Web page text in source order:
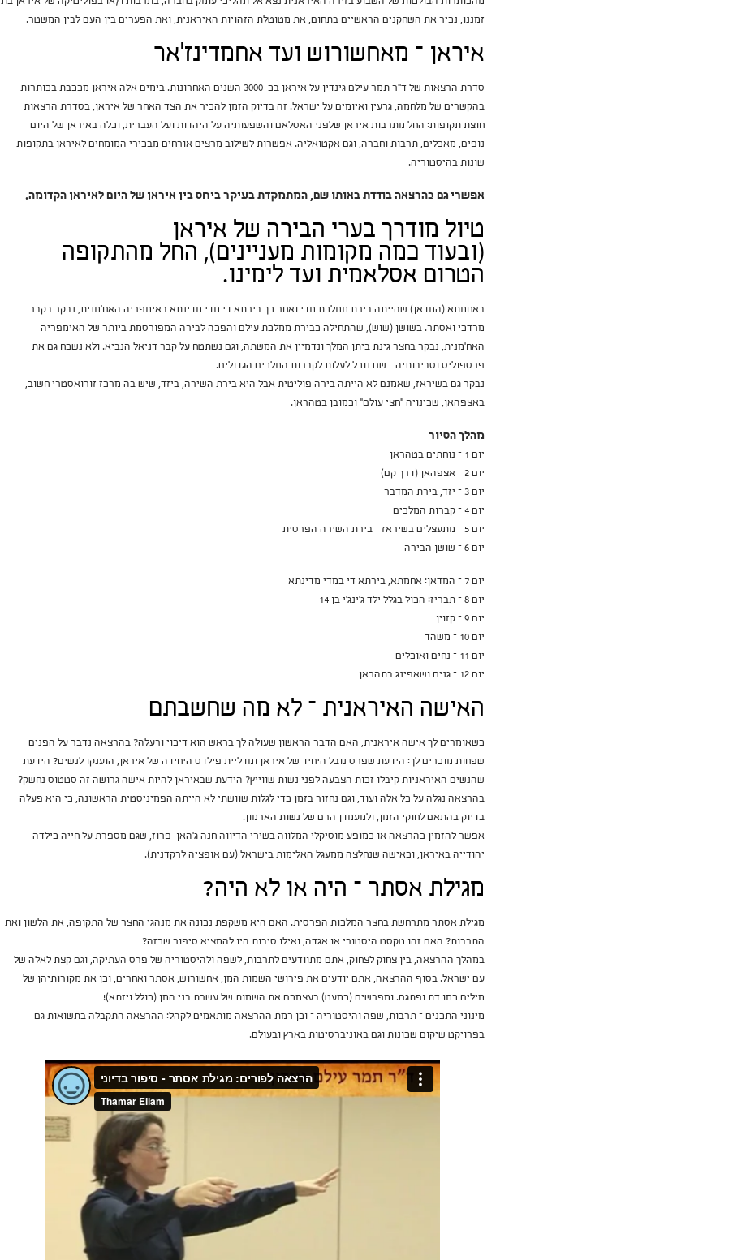
זמננו, נכיר את השחקנים הראשיים בתחום, את מטוטלת הזהויות האיראנית, ואת הפערים בין העם לבין המשטר.
איראן – מאחשורוש ועד אחמדינז'אר
סדרת הרצאות של ד"ר תמר עילם גינדין על איראן בכ-3000 השנים האחרונות. בימים אלה איראן מככבת בכותרות
בהקשרים של מלחמה, גרעין ואיומים על ישראל. זה בדיוק הזמן להכיר את הצד האחר של איראן, בסדרת הרצאות
חוצת תקופות: החל מתרבות איראן שלפני האסלאם והשפעותיה על היהדות ועל העברית, וכלה באיראן של היום –
נופים, מאכלים, תרבות וחברה, וגם אקטואליה. אפשרות לשילוב מרצים אורחים מבכירי המומחים לאיראן בתקופות
שונות בהיסטוריה.
אפשרי גם כהרצאה בודדת באותו שם, המתמקדת בעיקר ביחס בין איראן של היום לאיראן הקדומה.
טיול מודרך בערי הבירה של איראן
(ובעוד כמה מקומות מעניינים), החל מהתקופה
הטרום אסלאמית ועד לימינו.
באחמתא (המדאן) שהייתה בירת ממלכת מדי ואחר כך בירתא די מדי מדינתא באימפריה האח'מנית, נבקר בקבר
מרדכי ואסתר. בשושן (שוש), שהתחילה כבירת ממלכת עילם והפכה לבירה המפורסמת ביותר של האימפריה
האח'מנית, נבקר בחצר גינת ביתן המלך ונדמיין את המשתה, וגם נשתטח על קבר דניאל הנביא. ולא נשכח גם את
פרספוליס וסביבותיה – שם נוכל לעלות לקברות המלכים הגדולים.
נבקר גם בשיראז, שאמנם לא הייתה בירה פוליטית אבל היא בירת השירה, ביזד, שיש בה מרכז זורואסטרי חשוב,
באצפהאן, שכינויה "חצי עולם" וכמובן בטהראן.
מהלך הסיור
יום 1 – נוחתים בטהראן
יום 2 – אצפהאן (דרך קם)
יום 3 – יזד, בירת המדבר
יום 4 – קברות המלכים
יום 5 – מתעצלים בשיראז – בירת השירה הפרסית
יום 6 – שושן הבירה
יום 7 – המדאן: אחמתא, בירתא די במדי מדינתא
יום 8 – תבריז: הכול בגלל ילד ג'ינג'י בן 14
יום 9 – קזוין
יום 10 – משהד
יום 11 – נחים ואוכלים
יום 12 – גנים ושאפינג בתהראן
האישה האיראנית – לא מה שחשבתם
כשאומרים לך אישה איראנית, האם הדבר הראשון שעולה לך בראש הוא דיכוי ורעלה? בהרצאה נדבר על הפנים
שפחות מוכרים לך: הידעת שפרס נובל היחיד של איראן ומדליית פילדס היחידה של איראן, הוענקו לנשים? הידעת
שהנשים האיראניות קיבלו זכות הצבעה לפני נשות שווייץ? הידעת שבאיראן להיות אישה גרושה זה סטטוס נחשק?
בהרצאה נגלה על כל אלה ועוד, וגם נחזור בזמן כדי לגלות שוושתי לא הייתה הפמיניסטית הראשונה, כי היא פעלה
בדיוק בהתאם לחוקי הזמן, ולמעמדן הרם של נשות הארמון.
אפשר להזמין כהרצאה או כמופע מוסיקלי המלווה בשירי הדיווה חנה ג'האן-פרוז, שגם מספרת על חייה כילדה
יהודייה באיראן, וכאישה שנחלצה ממעגל האלימות בישראל (עם אופציה לרקדנית).
מגילת אסתר – היה או לא היה?
מגילת אסתר מתרחשת בחצר המלכות הפרסית. האם היא משקפת נכונה את מנהגי החצר של התקופה, את הלשון ואת
התרבות? האם זהו טקסט היסטורי או אגדה, ואילו סיבות היו להמציא סיפור שכזה?
במהלך ההרצאה, בין צחוק לצחוק, אתם מתוודעים לתרבות, לשפה ולהיסטוריה של פרס העתיקה, וגם קצת לאלה של
עם ישראל. בסוף ההרצאה, אתם יודעים את פירושי השמות המן, אחשורוש, אסתר ואחרים, וכן את מקורותיהן של
מילים כמו דת ופתגם. ומפרשים (כמעט) בעצמכם את השמות של עשרת בני המן (כולל ויזתא)!
מינוני התכנים – תרבות, שפה והיסטוריה – וכן רמת ההרצאה מותאמים לקהל: ההרצאה התקבלה בתשואות גם
בפרויקט שיקום שכונות וגם באוניברסיטות בארץ ובעולם.